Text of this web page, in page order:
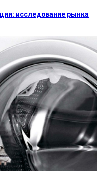
исследование рынка